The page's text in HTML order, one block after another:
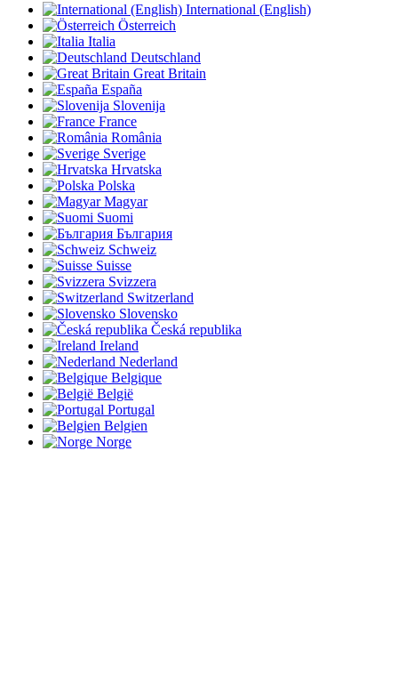
International (English)
Österreich
Italia
Deutschland
Great Britain
España
Slovenija
France
România
Sverige
Hrvatska
Polska
Magyar
Suomi
България
Schweiz
Suisse
Svizzera
Switzerland
Slovensko
Česká republika
Ireland
Nederland
Belgique
België
Portugal
Belgien
Norge